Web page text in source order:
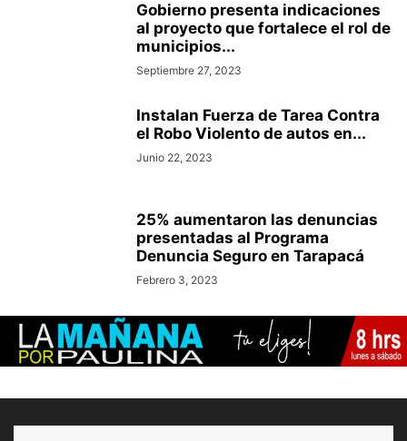
Gobierno presenta indicaciones
al proyecto que fortalece el rol de
municipios...
Septiembre 27, 2023
Instalan Fuerza de Tarea Contra
el Robo Violento de autos en...
Junio 22, 2023
25% aumentaron las denuncias
presentadas al Programa
Denuncia Seguro en Tarapacá
Febrero 3, 2023